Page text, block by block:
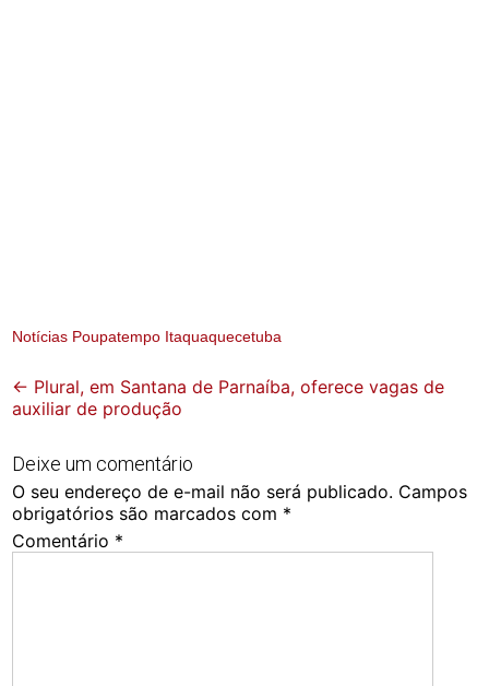
Notícias Poupatempo Itaquaquecetuba
Post
navigation
← Plural, em Santana de Parnaíba, oferece vagas de
auxiliar de produção
Deixe um comentário
O seu endereço de e-mail não será publicado. Campos
obrigatórios são marcados com *
Comentário *